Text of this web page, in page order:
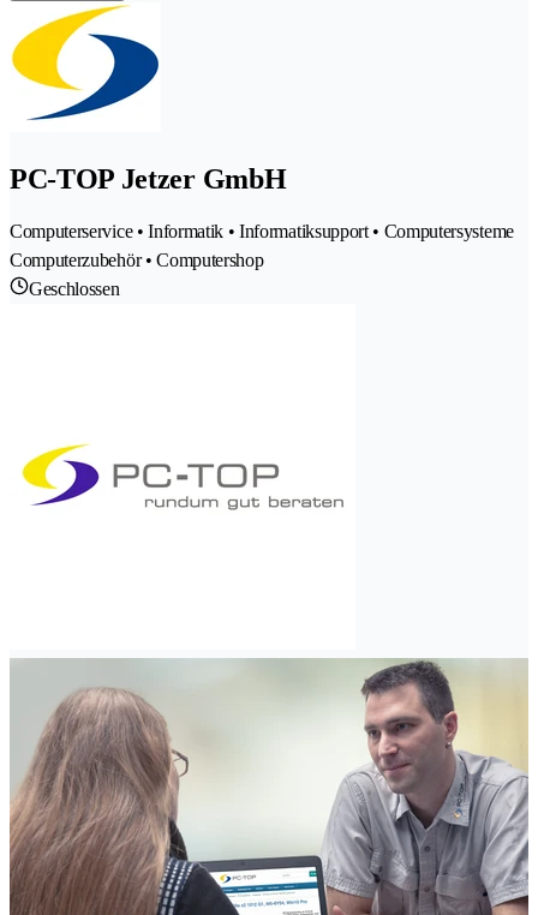
PC-TOP Jetzer GmbH
Computerservice • Informatik • Informatiksupport • Computersysteme
Computerzubehör • Computershop
Geschlossen